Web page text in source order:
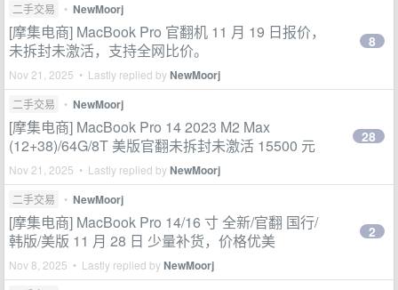
二手交易 • NewMoorj
[摩集电商] MacBook Pro 官翻机 11 月 19 日报价，
未拆封未激活，支持全网比价。
Nov 21, 2025 • Lastly replied byNewMoorj
8
二手交易 • NewMoorj
[摩集电商] MacBook Pro 14 2023 M2 Max
(12+38)/64G/8T 美版官翻未拆封未激活 15500 元
Nov 21, 2025 • Lastly replied byNewMoorj
28
二手交易 • NewMoorj
[摩集电商] MacBook Pro 14/16 寸 全新/官翻 国行/
韩版/美版 11 月 28 日 少量补货，价格优美
Nov 8, 2025 • Lastly replied byNewMoorj
2